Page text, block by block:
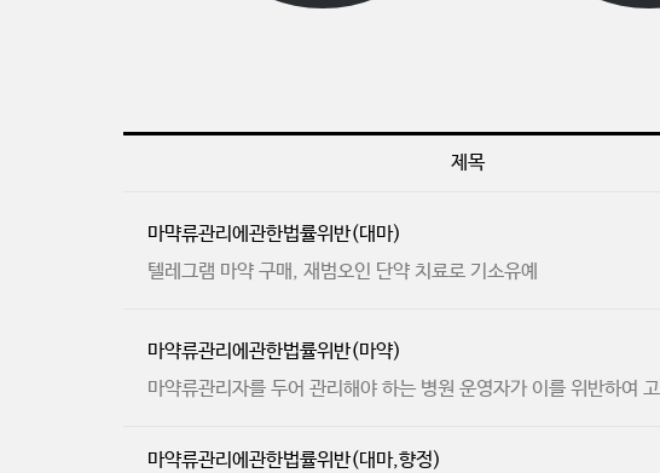
를 맡는 방법으로 투약하였습니
않자 위 약품을 구매 및 투약을 하
신을 찾게 되었습니다.
이유로 하여 검찰
이상 적절한 대
제목
마먁류관리에관한법률위반(대마)
텔레그램 마약 구매, 재범오인 단약 치료로 기소유예
마약류관리에관한법률위반(마약)
마약류관리자를 두어 관리해야 하는 병원 운영자가 이를 위반하여
마약류관리에관한법률위반(대마,향정)